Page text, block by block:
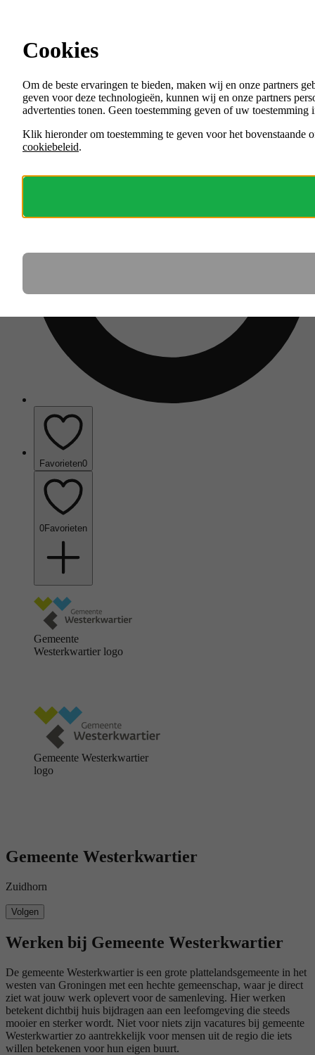
Menu
VACATURES
ORGANISATIES
Favorieten0
0Favorieten
Gemeente
Westerkwartier logo
Gemeente Westerkwartier
logo
Gemeente Westerkwartier
Zuidhorn
Volgen
Werken bij Gemeente Westerkwartier
De gemeente Westerkwartier is een grote plattelandsgemeente in het
westen van Groningen met een hechte gemeenschap, waar je direct
ziet wat jouw werk oplevert voor de samenleving. Hier werken
betekent dichtbij huis bijdragen aan een leefomgeving die steeds
mooier en sterker wordt. Niet voor niets zijn vacatures bij gemeente
Westerkwartier zo aantrekkelijk voor mensen uit de regio die iets
willen betekenen voor hun eigen buurt.
Cookies
Om de beste ervaringen te bieden, maken wij en onze partners
geven voor deze technologieën, kunnen wij en onze partners
advertenties tonen. Geen toestemming geven of uw
Klik hieronder om toestemming te geven voor het bovenstaande
cookiebeleid.